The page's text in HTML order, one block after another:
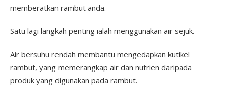
memberatkan rambut anda.
Satu lagi langkah penting ialah menggunakan air sejuk.
Air bersuhu rendah membantu mengedapkan kutikel
rambut, yang memerangkap air dan nutrien daripada
produk yang digunakan pada rambut.